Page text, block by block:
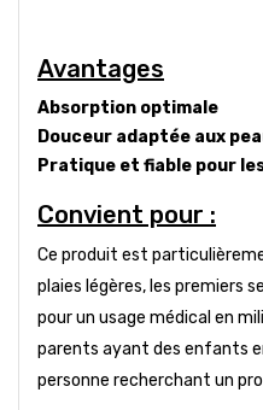
Avantages
Absorption optimale
Douceur adaptée aux
Pratique et fiable pour
Convient pour :
Ce produit est
plaies légères, les premiers
pour un usage médical en
parents ayant des enfants
personne recherchant un